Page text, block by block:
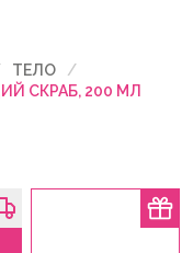
ТЕЛО
СКРАБ, 200 МЛ